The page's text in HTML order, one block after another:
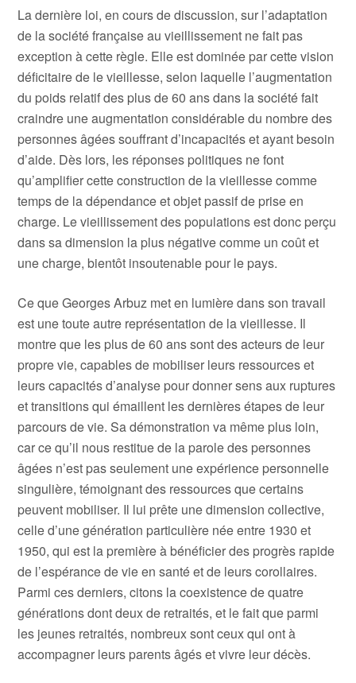
La dernière loi, en cours de discussion, sur l’adaptation
de la société française au vieillissement ne fait pas
exception à cette règle. Elle est dominée par cette vision
déficitaire de le vieillesse, selon laquelle l’augmentation
du poids relatif des plus de 60 ans dans la société fait
craindre une augmentation considérable du nombre des
personnes âgées souffrant d’incapacités et ayant besoin
d’aide. Dès lors, les réponses politiques ne font
qu’amplifier cette construction de la vieillesse comme
temps de la dépendance et objet passif de prise en
charge. Le vieillissement des populations est donc perçu
dans sa dimension la plus négative comme un coût et
une charge, bientôt insoutenable pour le pays.
Ce que Georges Arbuz met en lumière dans son travail
est une toute autre représentation de la vieillesse. Il
montre que les plus de 60 ans sont des acteurs de leur
propre vie, capables de mobiliser leurs ressources et
leurs capacités d’analyse pour donner sens aux ruptures
et transitions qui émaillent les dernières étapes de leur
parcours de vie. Sa démonstration va même plus loin,
car ce qu’il nous restitue de la parole des personnes
âgées n’est pas seulement une expérience personnelle
singulière, témoignant des ressources que certains
peuvent mobiliser. Il lui prête une dimension collective,
celle d’une génération particulière née entre 1930 et
1950, qui est la première à bénéficier des progrès rapide
de l’espérance de vie en santé et de leurs corollaires.
Parmi ces derniers, citons la coexistence de quatre
générations dont deux de retraités, et le fait que parmi
les jeunes retraités, nombreux sont ceux qui ont à
accompagner leurs parents âgés et vivre leur décès.